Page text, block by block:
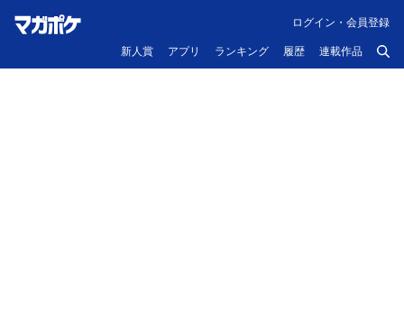
新人賞 アプリ ランキング 履歴 連載作品
ログイン・会員登録